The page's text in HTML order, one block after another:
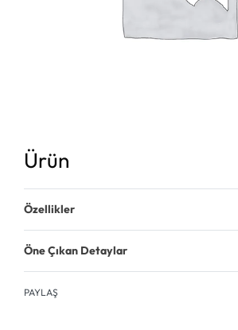
Ürün
Özellikler
Öne Çıkan Detaylar
PAYLAŞ